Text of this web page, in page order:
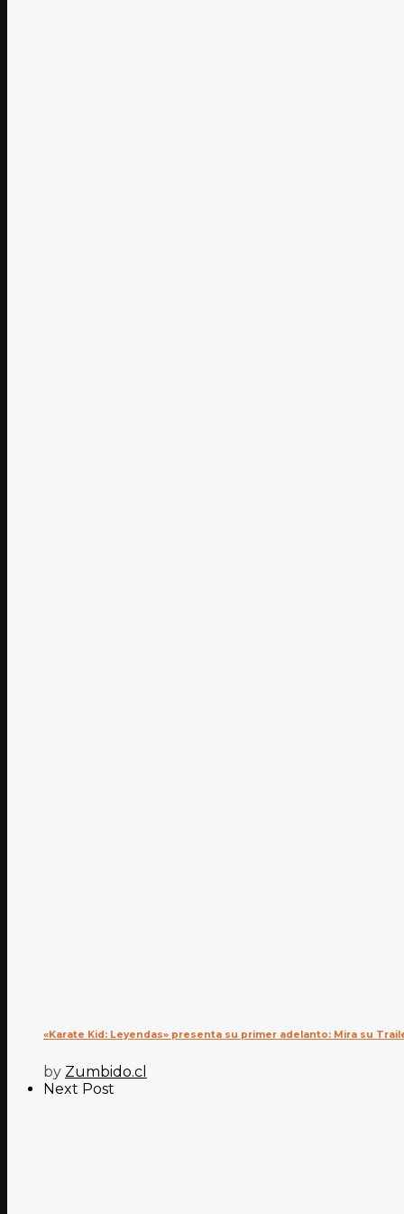
«Karate Kid: Leyendas» presenta su primer adelanto: Mira su
by Zumbido.cl
Next Post